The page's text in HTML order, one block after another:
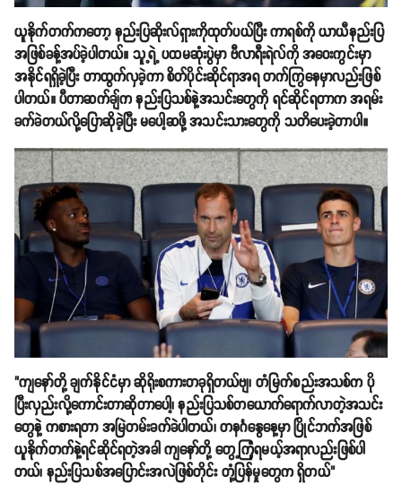
ယူနိုက်တက်ကတော့ နည်းပြဆိုးလ်ရှားကိုထုတ်ပယ်ပြီး ကာရစ်ကို ယာယီနည်းပြ
အဖြစ်ခန့်အပ်ခဲ့ပါတယ်။ သူ့ရဲ့ ပထမဆုံးပွဲမှာ ဗီလာရီးရဲလ်ကို အဝေးကွင်းမှာ
အနိုင်ရရှိခဲ့ပြီး တာထွက်လှခဲ့ကာ စိတ်ပိုင်းဆိုင်ရာအရ တက်ကြွနေမှာလည်းဖြစ်
ပါတယ်။ ပီတာဆက်ချ်က နည်းပြသစ်နဲ့အသင်းတွေကို ရင်ဆိုင်ရတာက အရမ်း
ခက်ခဲတယ်လို့ပြောဆိုခဲ့ပြီး မပေါ့ဆဖို့ အသင်းသားတွေကို သတိပေးခဲ့တာပါ။
"ကျနော်တို့ ချက်နိုင်ငံမှာ ဆိုရိုးစကားတခုရှိတယ်ဗျ၊ တံမြက်စည်းအသစ်က ပို
ပြီးလှည်းလို့ကောင်းတာဆိုတာပေါ့၊ နည်းပြသစ်တယောက်ရောက်လာတဲ့အသင်း
တွေနဲ့ ကစားရတာ အမြဲတမ်းခက်ခဲပါတယ်၊ တနင်္ဂနွေနေ့မှာ ပြိုင်ဘက်အဖြစ်
ယူနိုက်တက်နဲ့ရင်ဆိုင်ရတဲ့အခါ ကျနော်တို့ တွေ့ကြုံရမယ့်အရာလည်းဖြစ်ပါ
တယ်၊ နည်းပြသစ်အပြောင်းအလဲဖြစ်တိုင်း တုံ့ပြန်မှုတွေက ရှိတယ်"